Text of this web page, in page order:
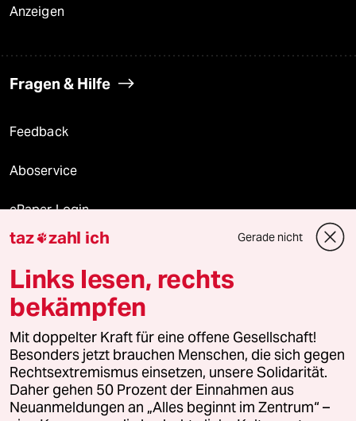
Anzeigen
Fragen & Hilfe
Feedback
Aboservice
ePaper Login
Downloads für Abonnierende
© 2026 taz Verlags und Vertriebs GmbH
Alle Rechte vorbehalten. Bei rechtlichen Fragen oder für Genehmigungen
wenden Sie sich bitte an
lizenzen@taz.de
Feedback Redaktionsstatut Kommune-Richtlinien
taz zahl ich Gerade nicht
Links lesen, rechts
bekämpfen
Mit doppelter Kraft für eine offene Gesellschaft!
Besonders jetzt brauchen Menschen, die sich gegen
Rechtsextremismus einsetzen, unsere Solidarität.
Daher gehen 50 Prozent der Einnahmen aus
Neuanmeldungen an „Alles beginnt im Zentrum“ –